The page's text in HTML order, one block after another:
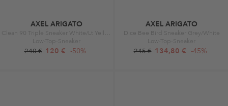
AXEL ARIGATO
Low-Top-Sneaker
240 € 120 € -50%
AXEL ARIGATO
Dice Bee Bird Sneaker Grey/White
Low-Top-Sneaker
245 € 134,80 € -45%